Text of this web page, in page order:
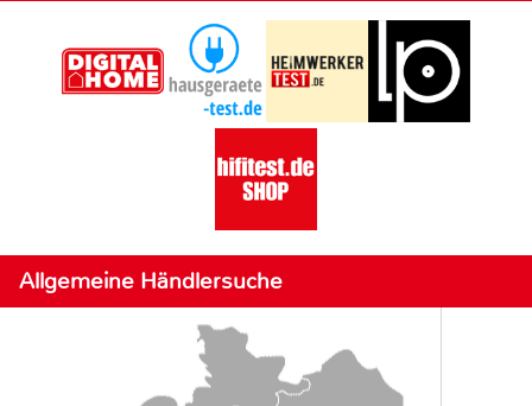
Allgemeine Händlersuche